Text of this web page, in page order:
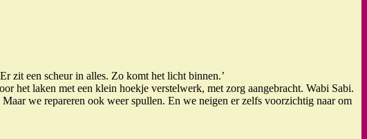
zit een scheur in alles. Zo komt het licht binnen.’
het laken met een klein hoekje verstelwerk, met zorg aangebracht. Wabi Sabi.
we repareren ook weer spullen. En we neigen er zelfs voorzichtig naar om